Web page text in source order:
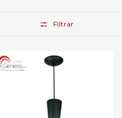
Filtrar